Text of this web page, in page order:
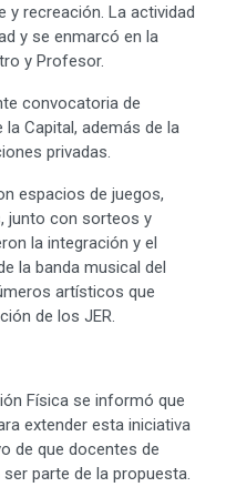
y recreación. La actividad
y se enmarcó en la
y Profesor.
convocatoria de
Capital, además de la
privadas.
espacios de juegos,
junto con sorteos y
la integración y el
la banda musical del
artísticos que
de los JER.
Física se informó que
extender esta iniciativa
de que docentes de
parte de la propuesta.